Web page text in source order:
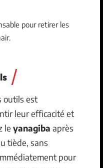
pour retirer les
outils est
leur efficacité et
le yanagiba après
tiède, sans
pour